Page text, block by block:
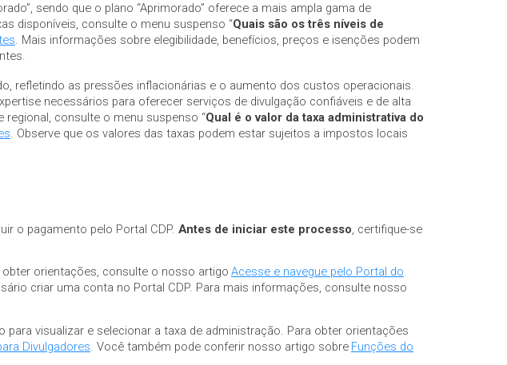
sendo que o plano “Aprimorado” oferece a mais ampla gama de
disponíveis, consulte o menu suspenso “Quais são os três níveis de
. Mais informações sobre elegibilidade, benefícios, preços e isenções podem
refletindo as pressões inflacionárias e o aumento dos custos operacionais.
necessários para oferecer serviços de divulgação confiáveis e de alta
consulte o menu suspenso “Qual é o valor da taxa administrativa do
. Observe que os valores das taxas podem estar sujeitos a impostos locais
o pagamento pelo Portal CDP. Antes de iniciar este processo, certifique-se
obter orientações, consulte o nosso artigo Acesse e navegue pelo Portal do
criar uma conta no Portal CDP. Para mais informações, consulte nosso
para visualizar e selecionar a taxa de administração. Para obter orientações
Divulgadores . Você também pode conferir nosso artigo sobre Funções do